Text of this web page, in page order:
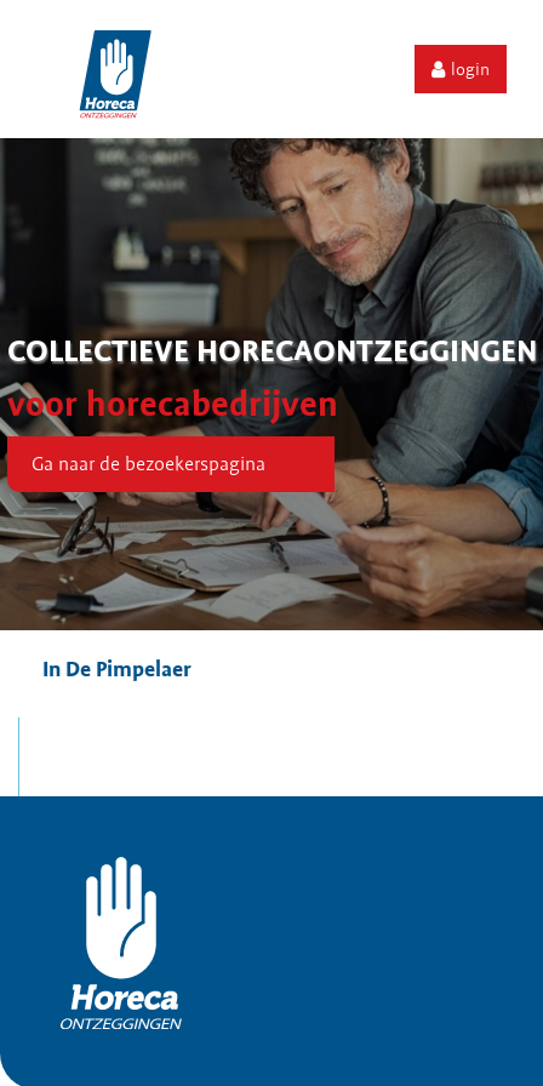
login
COLLECTIEVE HORECAONTZEGGINGEN
voor horecabedrijven
Ga naar de bezoekerspagina
In De Pimpelaer